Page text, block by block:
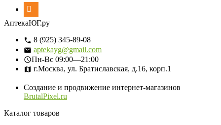
АптекаЮГ.ру
8 (925) 345-89-08
aptekayg@gmail.com
Пн-Вс 09:00—21:00
г.Москва, ул. Братиславская, д.16, корп.1
Создание и продвижение интернет-магазинов
BrutalPixel.ru
Каталог товаров